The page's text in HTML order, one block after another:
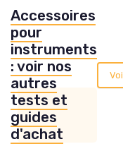
Accessoires
pour
instruments
: voir nos
autres
tests et
guides
d'achat